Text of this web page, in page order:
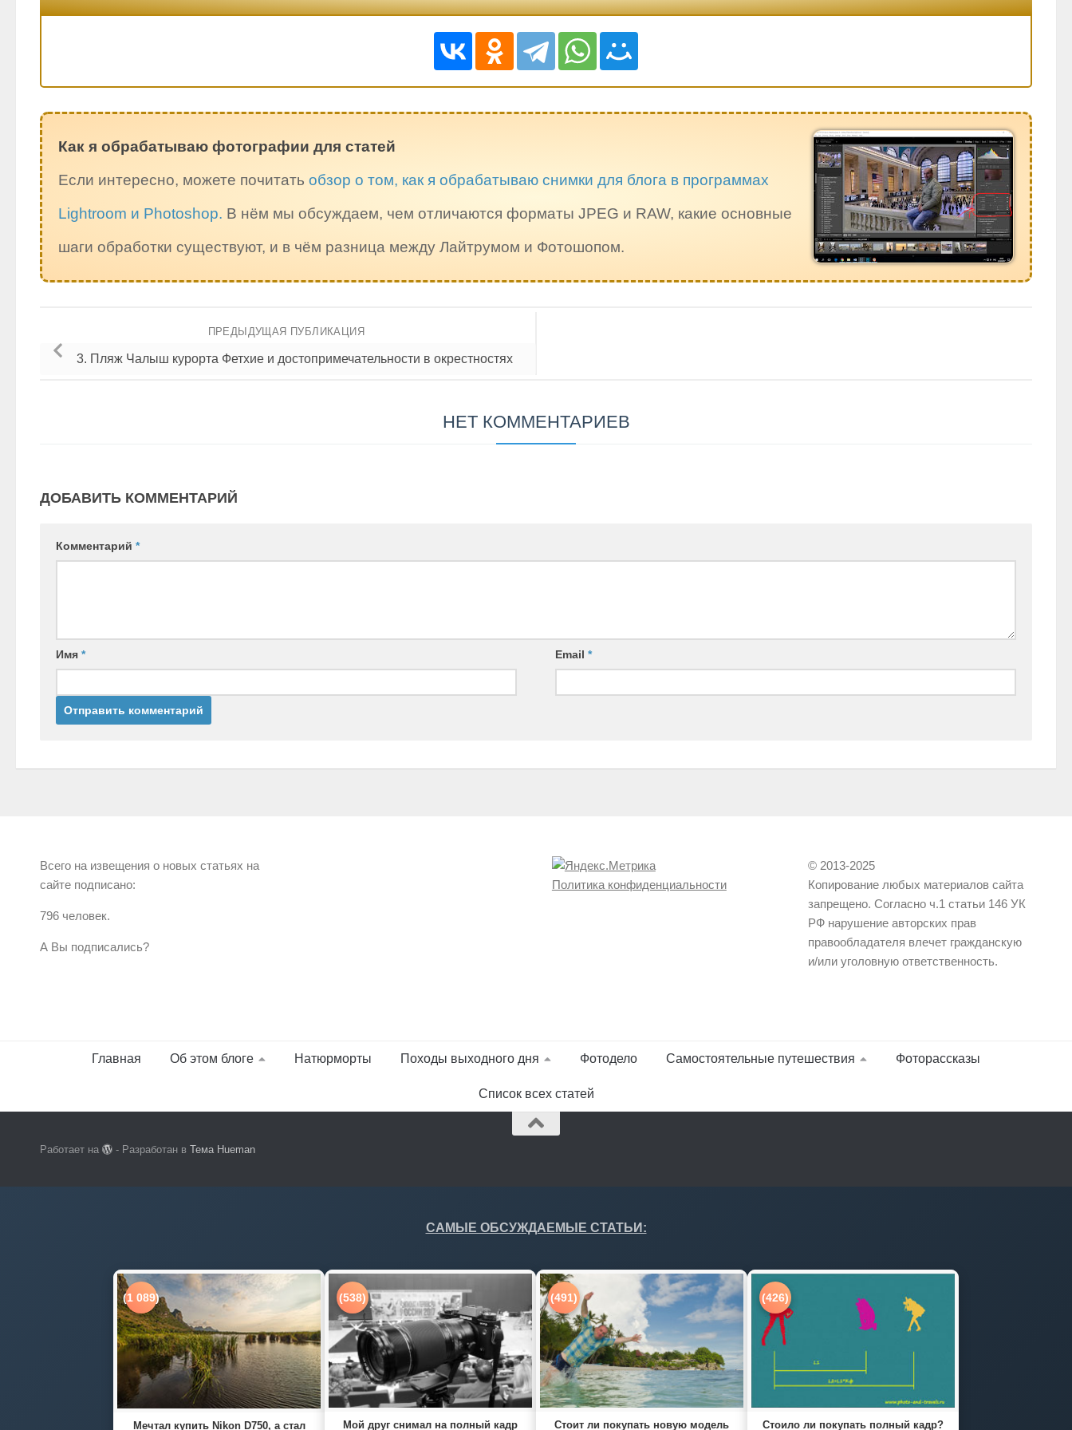
Как я обрабатываю фотографии для статей
Если интересно, можете почитать обзор о том, как я обрабатываю снимки для блога в программах
Lightroom и Photoshop. В нём мы обсуждаем, чем отличаются форматы JPEG и RAW, какие основные
шаги обработки существуют, и в чём разница между Лайтрумом и Фотошопом.
ПРЕДЫДУЩАЯ ПУБЛИКАЦИЯ
3. Пляж Чалыш курорта Фетхие и достопримечательности в окрестностях
НЕТ КОММЕНТАРИЕВ
ДОБАВИТЬ КОММЕНТАРИЙ
Комментарий *
Имя * Email*
Всего на извещения о новых статьях на
сайте подписано:
796 человек.
А Вы подписались?
Политика конфиденциальности
© 2013-2025
Копирование любых материалов сайта
запрещено. Согласно ч.1 статьи 146 УК
РФ нарушение авторских прав
правообладателя влечет гражданскую
и/или уголовную ответственность.
Главная Об этом блоге Натюрморты Походы выходного дня Фотодело Самостоятельные путешествия Фоторассказы
Список всех статей
Работает на - Разработан вТема Hueman
САМЫЕ ОБСУЖДАЕМЫЕ СТАТЬИ:
(1 089)
Мечтал купить Nikon D750, а стал
(538)
Мой друг снимал на полный кадр
(491)
Стоит ли покупать новую модель
(426)
Стоило ли покупать полный кадр?